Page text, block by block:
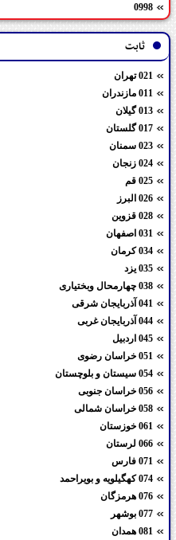
0998
ثابت
021 تهران
011 مازندران
013 گیلان
017 گلستان
023 سمنان
024 زنجان
025 قم
026 البرز
028 قزوین
031 اصفهان
034 کرمان
035 یزد
038 چهارمحال وبختیاری
041 آذربایجان شرقی
044 آذربایجان غربی
045 اردبیل
051 خراسان رضوی
054 سیستان و بلوچستان
056 خراسان جنوبی
058 خراسان شمالی
061 خوزستان
066 لرستان
071 فارس
074 کهگیلویه و بویراحمد
076 هرمزگان
077 بوشهر
081 همدان